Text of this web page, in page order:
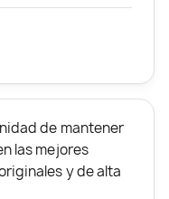
de mantener
las mejores
y de alta